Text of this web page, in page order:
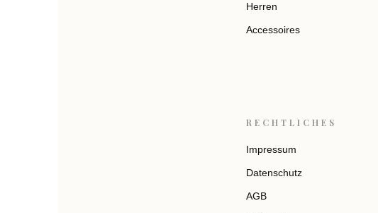
Herren
Accessoires
RECHTLICHES
Impressum
Datenschutz
AGB